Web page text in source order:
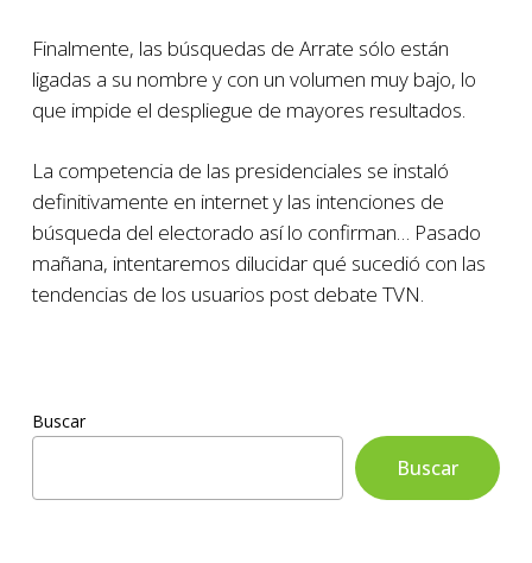
Finalmente, las búsquedas de Arrate sólo están
ligadas a su nombre y con un volumen muy bajo, lo
que impide el despliegue de mayores resultados.
La competencia de las presidenciales se instaló
definitivamente en internet y las intenciones de
búsqueda del electorado así lo confirman… Pasado
mañana, intentaremos dilucidar qué sucedió con las
tendencias de los usuarios post debate TVN.
Buscar
Buscar